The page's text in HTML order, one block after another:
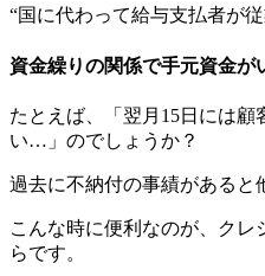
“国に代わって給与支払者が
資金繰りの関係で手元資金が
たとえば、「翌月15日には
い…」のでしょうか？
過去に不納付の事績があると
こんな時に便利なのが、ク
らです。